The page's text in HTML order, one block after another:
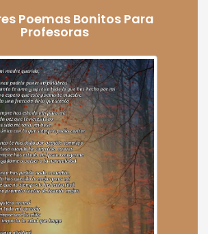
Poemas Bonitos Para
Profesoras